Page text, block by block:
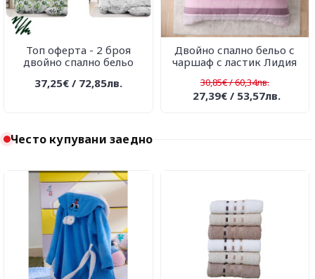
Топ оферта - 2 броя
двойно спално бельо
37,25€ / 72,85лв.
Двойно спално бельо с
чаршаф с ластик Лидия
30,85€ / 60,34лв.
27,39€ / 53,57лв.
Често купувани заедно